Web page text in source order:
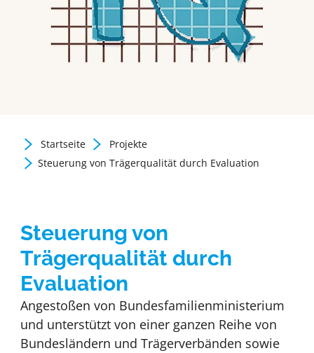
Zurück zur Newsübersicht
Startseite
Projekte
Steuerung von Trägerqualität durch Evaluation
Steuerung von
Trägerqualität durch
Evaluation
Angestoßen von Bundesfamilienministerium
und unterstützt von einer ganzen Reihe von
Bundesländern und Trägerverbänden sowie